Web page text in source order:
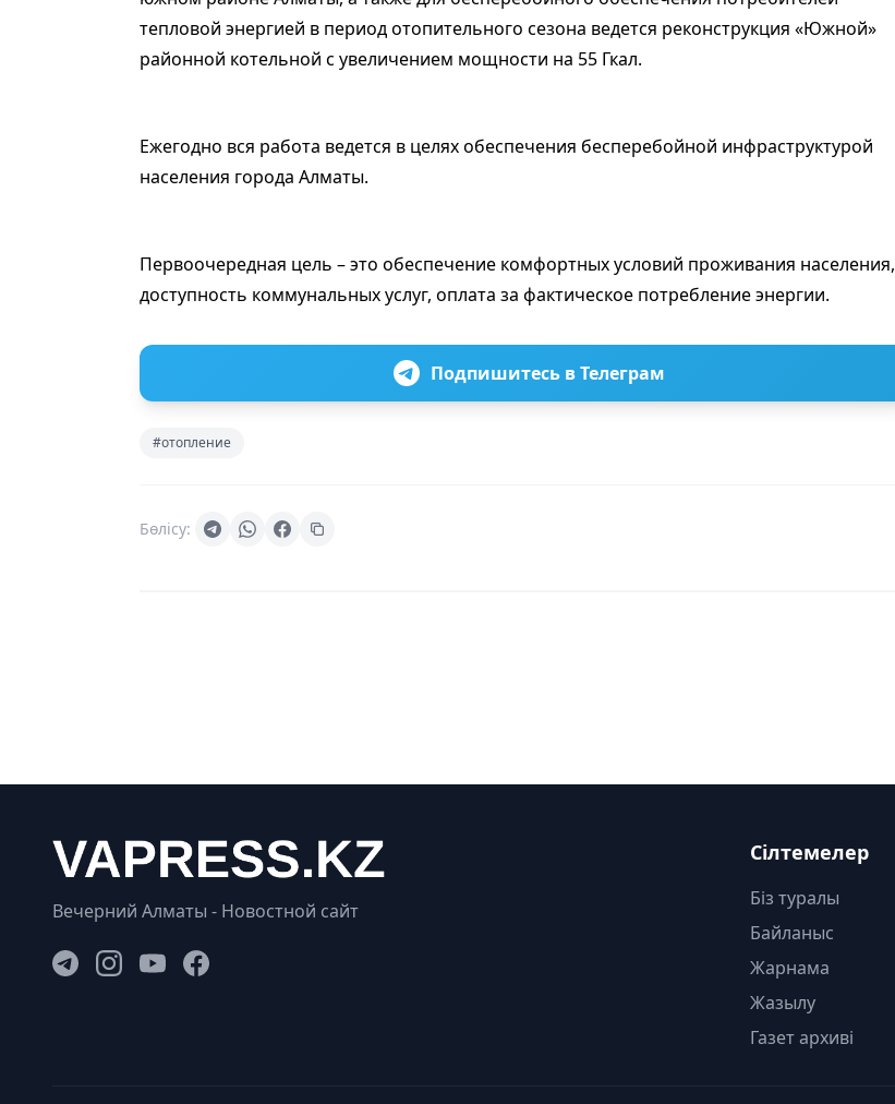
тепловой энергией в период отопительного сезона ведется реконструкция «Южной»
районной котельной с увеличением мощности на 55 Гкал.
Ежегодно вся работа ведется в целях обеспечения бесперебойной инфраструктурой
населения города Алматы.
Первоочередная цель – это обеспечение комфортных условий проживания населения,
доступность коммунальных услуг, оплата за фактическое потребление энергии.
Подпишитесь в Телеграм
#отопление
Бөлісу:
Вечерний Алматы - Новостной сайт
Сілтемелер
Біз туралы
Байланыс
Жарнама
Жазылу
Газет архиві